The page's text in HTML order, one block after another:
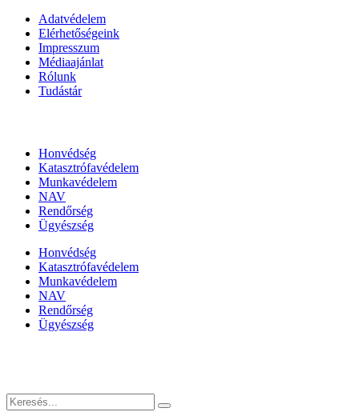
Adatvédelem
Elérhetőségeink
Impresszum
Médiaajánlat
Rólunk
Tudástár
Honvédség
Katasztrófavédelem
Munkavédelem
NAV
Rendőrség
Ügyészség
Honvédség
Katasztrófavédelem
Munkavédelem
NAV
Rendőrség
Ügyészség